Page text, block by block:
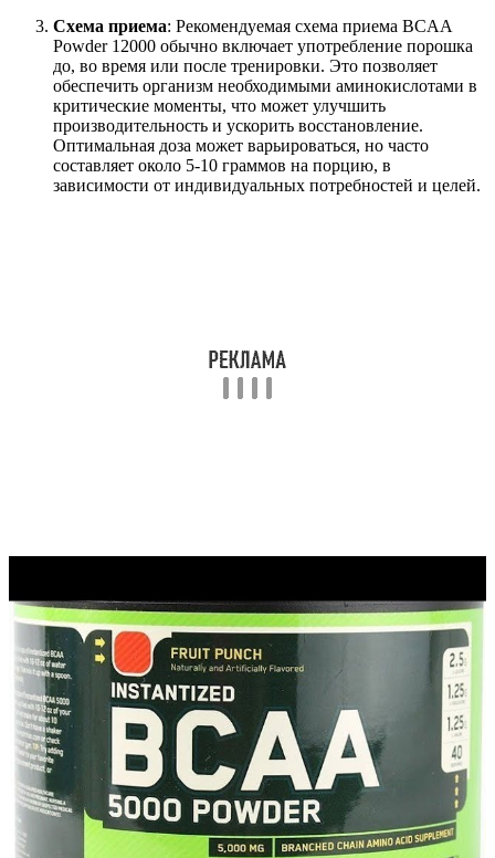
Схема приема: Рекомендуемая схема приема BCAA
Powder 12000 обычно включает употребление порошка
до, во время или после тренировки. Это позволяет
обеспечить организм необходимыми аминокислотами в
критические моменты, что может улучшить
производительность и ускорить восстановление.
Оптимальная доза может варьироваться, но часто
составляет около 5-10 граммов на порцию, в
зависимости от индивидуальных потребностей и целей.